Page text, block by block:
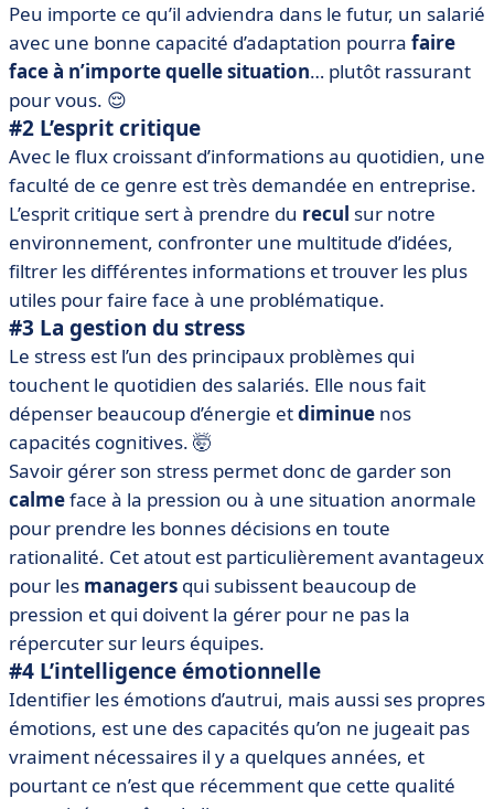
Peu importe ce qu’il adviendra dans le futur, un salarié
avec une bonne capacité d’adaptation pourra faire
face à n’importe quelle situation… plutôt rassurant
pour vous. 😌
#2 L’esprit critique
Avec le flux croissant d’informations au quotidien, une
faculté de ce genre est très demandée en entreprise.
L’esprit critique sert à prendre du recul sur notre
environnement, confronter une multitude d’idées,
filtrer les différentes informations et trouver les plus
utiles pour faire face à une problématique.
#3 La gestion du stress
Le stress est l’un des principaux problèmes qui
touchent le quotidien des salariés. Elle nous fait
dépenser beaucoup d’énergie etdiminue nos
capacités cognitives. 🤯
Savoir gérer son stress permet donc de garder son
calmeface à la pression ou à une situation anormale
pour prendre les bonnes décisions en toute
rationalité. Cet atout est particulièrement avantageux
pour les managers qui subissent beaucoup de
pression et qui doivent la gérer pour ne pas la
répercuter sur leurs équipes.
#4 L’intelligence émotionnelle
Identifier les émotions d’autrui, mais aussi ses propres
émotions, est une des capacités qu’on ne jugeait pas
vraiment nécessaires il y a quelques années, et
pourtant ce n’est que récemment que cette qualité